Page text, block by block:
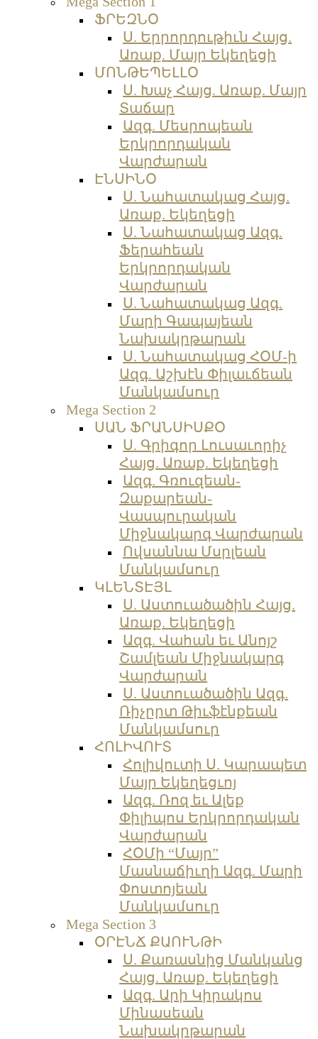
ՖՐԵԶՆՕ
Ս. Երրորդութիւն Հայց.
Առաք. Մայր Եկեղեցի
ՄՈՆԹԵՊԵԼԼՕ
Ս. Խաչ Հայց. Առաք. Մայր
Տաճար
Ազգ. Մեսրոպեան
Երկրորդական
Վարժարան
ԷՆՍԻՆՕ
Ս. Նահատակաց Հայց.
Առաք. Եկեղեցի
Ս. Նահատակաց Ազգ.
Ֆերահեան
Երկրորդական
Վարժարան
Ս. Նահատակաց Ազգ.
Մարի Գապայեան
Նախակրթարան
Ս. Նահատակաց ՀՕՄ-ի
Ազգ. Աշխէն Փիլաւճեան
Մանկամսուր
Mega Section 2
ՍԱՆ ՖՐԱՆՍԻՍՔՕ
Ս. Գրիգոր Լուսաւորիչ
Հայց. Առաք. Եկեղեցի
Ազգ. Գռուզեան-
Զաքարեան-
Վասպուրական
Միջնակարգ Վարժարան
Ովսաննա Մսրլեան
Մանկամսուր
ԿԼԵՆՏԷՅԼ
Ս. Աստուածածին Հայց.
Առաք. Եկեղեցի
Ազգ. Վահան եւ Անոյշ
Շամլեան Միջնակարգ
Վարժարան
Ս. Աստուածածին Ազգ.
Ռիչըրտ Թիւֆէնքեան
Մանկամսուր
ՀՈԼԻՎՈՒՏ
Հոլիվուտի Ս. Կարապետ
Մայր Եկեղեցւոյ
Ազգ. Ռոզ եւ Ալեք
Փիլիպոս Երկրորդական
Վարժարան
ՀՕՄի “Մայր”
Մասնաճիւղի Ազգ. Մարի
Փոստոյեան
Մանկամսուր
Mega Section 3
ՕՐԷՆՃ ՔԱՈՒՆԹԻ
Ս. Քառասնից Մանկանց
Հայց. Առաք. Եկեղեցի
Ազգ. Արի Կիրակոս
Մինասեան
Նախակրթարան